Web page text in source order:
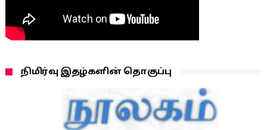
நிமிர்வு இதழ்களின் தொகுப்பு